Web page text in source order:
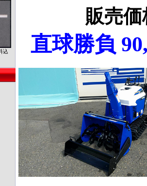
込
販売
直球勝負